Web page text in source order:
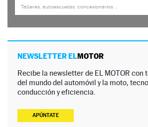
NEWSLETTER ELMOTOR
Recibe la newsletter de EL MOTOR con
del mundo del automóvil y la moto,
conducción y eficiencia.
APÚNTATE